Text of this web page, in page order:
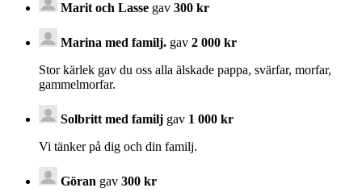
Marit och Lasse gav 300 kr
Marina med familj. gav 2 000 kr
Stor kärlek gav du oss alla älskade pappa, svärfar, morfar,
gammelmorfar.
Solbritt med familj gav 1 000 kr
Vi tänker på dig och din familj.
Göran gav 300 kr